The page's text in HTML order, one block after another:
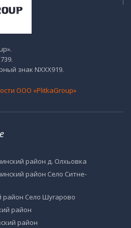
знак NХХХ919.
ООО «PlitkaGroup»
район д. Олхьовка
район Село Ситне-
район Село Шугарово
район
район